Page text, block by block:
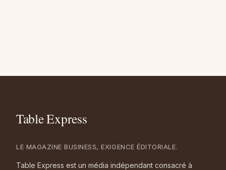
LE MAGAZINE BUSINESS, EXIGENCE ÉDITORIALE.
Table Express est un média indépendant consacré à